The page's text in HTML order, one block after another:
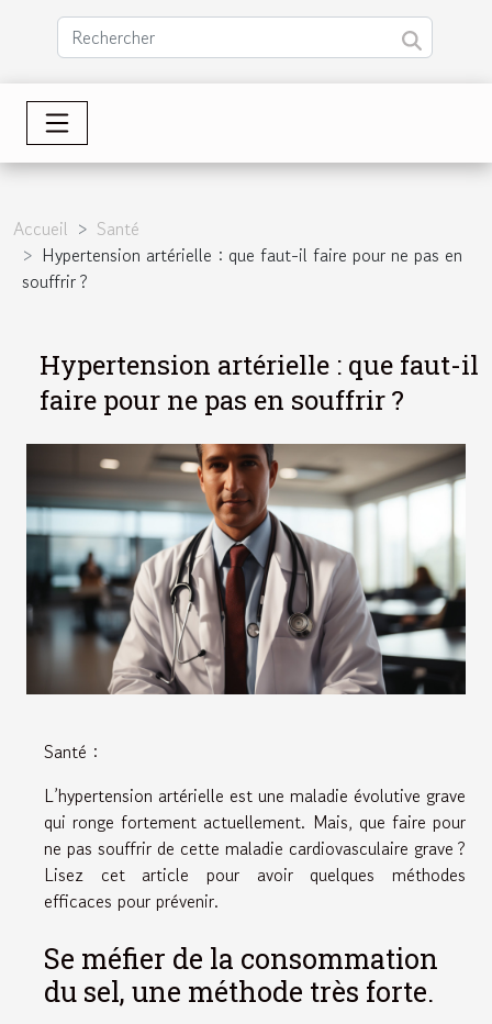
Accueil
Santé
Hypertension artérielle : que faut-il faire pour ne pas en
souffrir ?
Hypertension artérielle : que faut-il
faire pour ne pas en souffrir ?
Santé :
L’hypertension artérielle est une maladie évolutive grave
qui ronge fortement actuellement. Mais, que faire pour
ne pas souffrir de cette maladie cardiovasculaire grave ?
Lisez cet article pour avoir quelques méthodes
efficaces pour prévenir.
Se méfier de la consommation
du sel, une méthode très forte.